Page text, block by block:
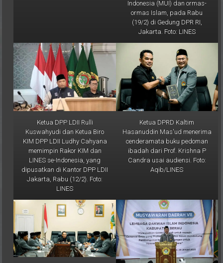
ormas Islam, pada Rabu
(19/2) di Gedung DPR RI,
Jakarta. Foto: LINES
Ketua DPP LDII Rulli
Kuswahyudi dan Ketua Biro
KIM DPP LDII Ludhy Cahyana
memimpin Rakor KIM dan
LINES se-Indonesia, yang
dipusatkan di Kantor DPP LDII
Jakarta, Rabu (12/2). Foto:
LINES
Ketua DPRD Kaltim
Hasanuddin Mas'ud menerima
cenderamata buku pedoman
ibadah dari Prof. Krishna P
Candra usai audiensi. Foto:
Aqib/LINES
Ketua DPRD Kaltim